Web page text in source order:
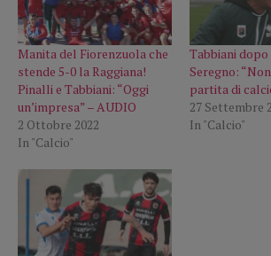
Manita del Fiorenzuola che
stende 5-0 la Raggiana!
Pinalli e Tabbiani: “Oggi
un’impresa” – AUDIO
2 Ottobre 2022
In "Calcio"
Tabbiani
Seregno:
partita di
27 Settembre
In "Calcio"